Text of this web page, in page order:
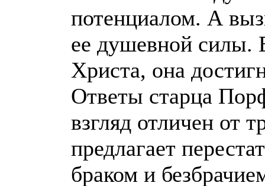
потенциалом. А
ее душевной силы.
Христа, она
Ответы старца
взгляд отличен от
предлагает
браком и